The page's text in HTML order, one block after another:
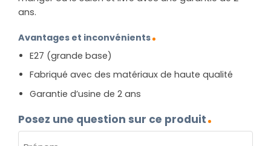
ans.
Avantages et inconvénients
E27 (grande base)
Fabriqué avec des matériaux de haute qualité
Garantie d’usine de 2 ans
Posez une question sur ce produit